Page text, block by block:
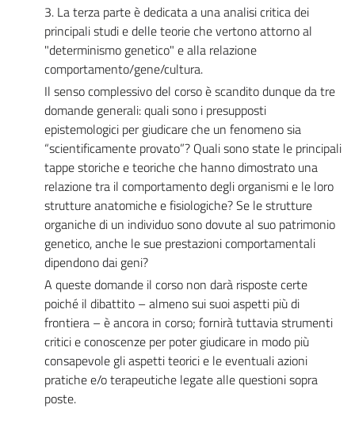
3. La terza parte è dedicata a una analisi critica dei
principali studi e delle teorie che vertono attorno al
"determinismo genetico" e alla relazione
comportamento/gene/cultura.
Il senso complessivo del corso è scandito dunque da tre
domande generali: quali sono i presupposti
epistemologici per giudicare che un fenomeno sia
“scientificamente provato”? Quali sono state le principali
tappe storiche e teoriche che hanno dimostrato una
relazione tra il comportamento degli organismi e le loro
strutture anatomiche e fisiologiche? Se le strutture
organiche di un individuo sono dovute al suo patrimonio
genetico, anche le sue prestazioni comportamentali
dipendono dai geni?
A queste domande il corso non darà risposte certe
poiché il dibattito – almeno sui suoi aspetti più di
frontiera – è ancora in corso; fornirà tuttavia strumenti
critici e conoscenze per poter giudicare in modo più
consapevole gli aspetti teorici e le eventuali azioni
pratiche e/o terapeutiche legate alle questioni sopra
poste.